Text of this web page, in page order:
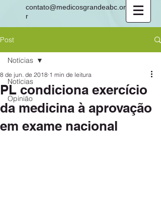
contato@medicosgrandeabc.org.b
r
Post
Notícias
Opinião
Notícias
PL condiciona exercício
da medicina à aprovação
em exame nacional
8 de jun. de 2018 1 min de leitura